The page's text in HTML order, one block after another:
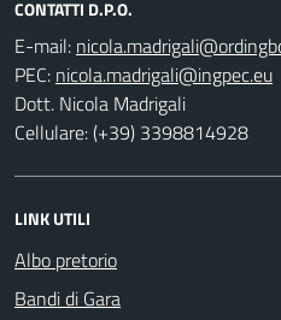
CONTATTI D.P.O.
E-mail:
PEC:
Dott. Nicola Madrigali
Cellulare: (+39) 3398814928
LINK UTILI
Albo pretorio
Bandi di Gara